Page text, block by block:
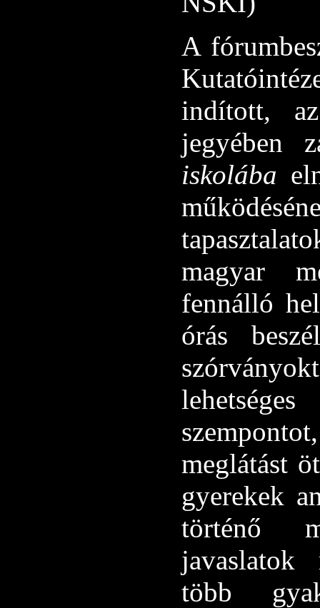
A
indított,
jegyében
iskolába
magyar
fennálló
órás
meglátást
gyerekek
történő
javaslatok
több